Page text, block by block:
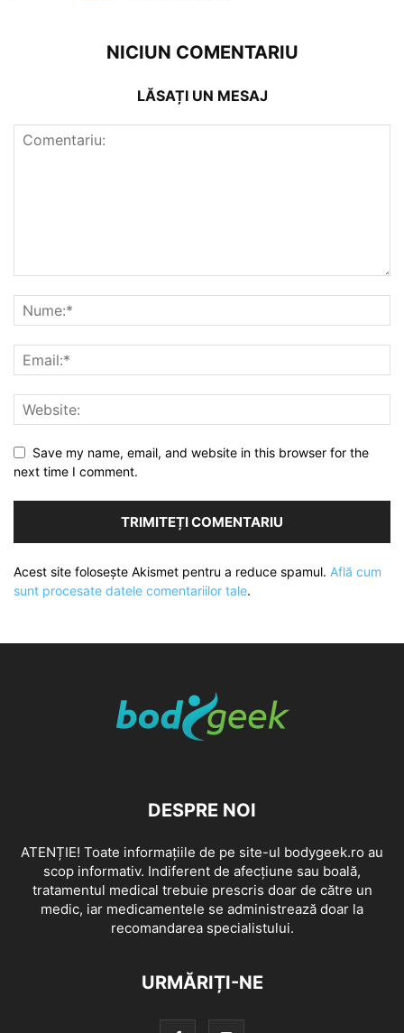
NICIUN COMENTARIU
LĂSAȚI UN MESAJ
Save my name, email, and website in this browser for the
next time I comment.
Acest site folosește Akismet pentru a reduce spamul. Află cum
sunt procesate datele comentariilor tale.
DESPRE NOI
ATENȚIE! Toate informațiile de pe site-ul bodygeek.ro au
scop informativ. Indiferent de afecțiune sau boală,
tratamentul medical trebuie prescris doar de către un
medic, iar medicamentele se administrează doar la
recomandarea specialistului.
URMĂRIȚI-NE